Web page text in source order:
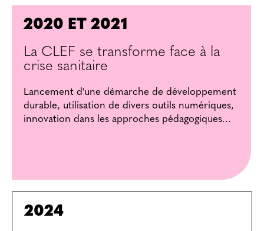
2020 ET 2021
La CLEF se transforme face à la
crise sanitaire
Lancement d'une démarche de développement
durable, utilisation de divers outils numériques,
innovation dans les approches pédagogiques...
2024